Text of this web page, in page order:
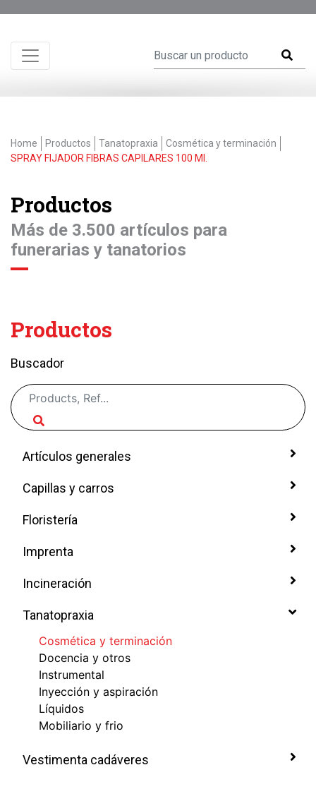
Home Productos Tanatopraxia
Cosmética y terminación
SPRAY FIJADOR FIBRAS CAPILARES 100 Ml.
Productos
Más de 3.500 artículos para
funerarias y tanatorios
Productos
Buscador
Artículos generales
Capillas y carros
Floristería
Imprenta
Incineración
Tanatopraxia
Cosmética y terminación
Docencia y otros
Instrumental
Inyección y aspiración
Líquidos
Mobiliario y frio
Vestimenta cadáveres